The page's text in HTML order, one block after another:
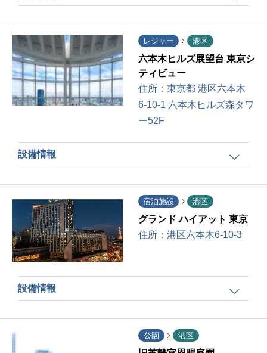
レジャー 港区
六本木ヒルズ展望台 東京シ
ティビュー
住所： 東京都 港区六本木
6-10-1 六本木ヒルズ森タワ
ー52F
設備情報
宿泊施設 港区
グランド ハイアット 東京
住所： 港区六本木6-10-3
設備情報
公園 港区